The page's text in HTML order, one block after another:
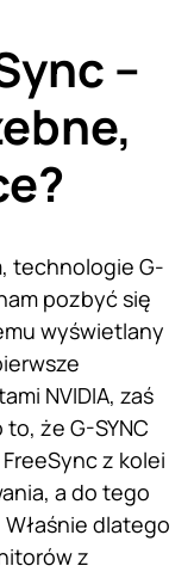
–
technologie G-
pozbyć się
wyświetlany
NVIDIA, zaś
że G-SYNC
z kolei
a do tego
dlatego
z